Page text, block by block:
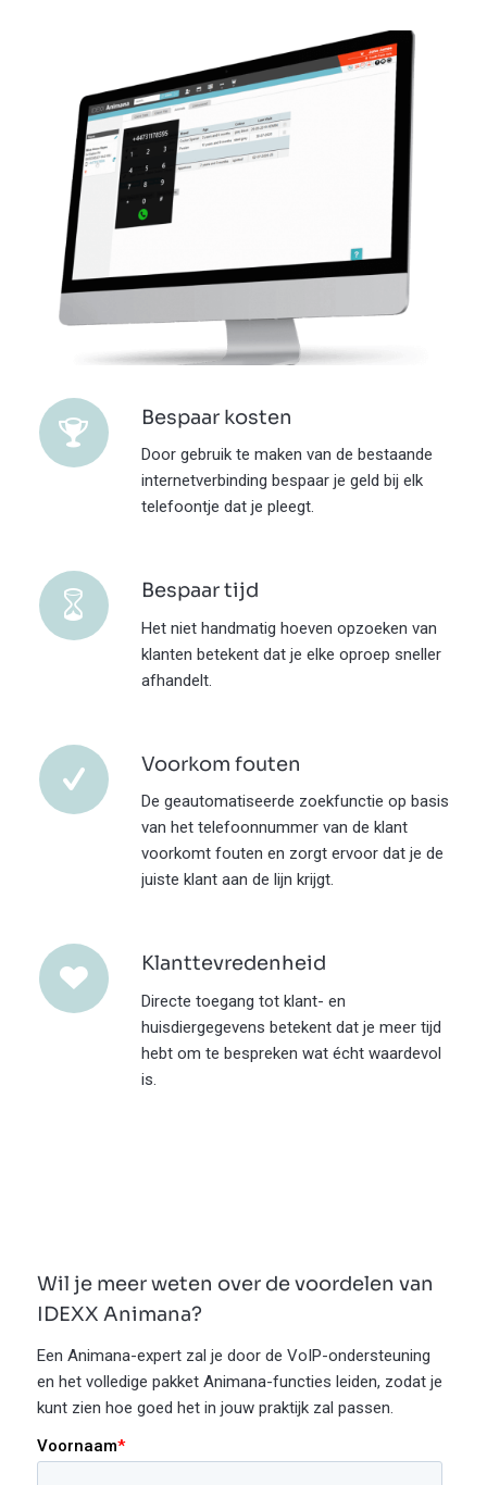
Bespaar kosten
Door gebruik te maken van de bestaande
internetverbinding bespaar je geld bij elk
telefoontje dat je pleegt.
Bespaar tijd
Het niet handmatig hoeven opzoeken van
klanten betekent dat je elke oproep sneller
afhandelt.
Voorkom fouten
De geautomatiseerde zoekfunctie op basis
van het telefoonnummer van de klant
voorkomt fouten en zorgt ervoor dat je de
juiste klant aan de lijn krijgt.
Klanttevredenheid
Directe toegang tot klant- en
huisdiergegevens betekent dat je meer tijd
hebt om te bespreken wat écht waardevol
is.
Wil je meer weten over de voordelen van
IDEXX Animana?
Een Animana-expert zal je door de VoIP-ondersteuning
en het volledige pakket Animana-functies leiden, zodat je
kunt zien hoe goed het in jouw praktijk zal passen.